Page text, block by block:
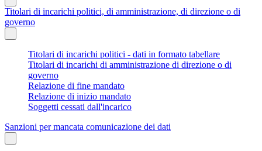
Titolari di incarichi politici, di amministrazione, di direzione o di
governo
Titolari di incarichi politici - dati in formato tabellare
Titolari di incarichi di amministrazione di direzione o di
governo
Relazione di fine mandato
Relazione di inizio mandato
Soggetti cessati dall'incarico
Sanzioni per mancata comunicazione dei dati